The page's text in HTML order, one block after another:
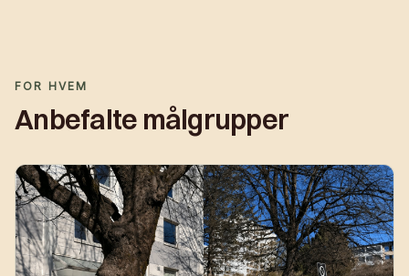
FOR HVEM
Anbefalte målgrupper